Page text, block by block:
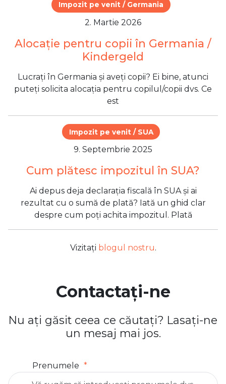
Impozit pe venit / Germania
2. Martie 2026
Alocație pentru copii în Germania /
Kindergeld
Lucrați în Germania și aveți copii? Ei bine, atunci
puteți solicita alocația pentru copilul/copii dvs. Ce
est
Impozit pe venit / SUA
9. Septembrie 2025
Cum plătesc impozitul în SUA?
Ai depus deja declarația fiscală în SUA și ai
rezultat cu o sumă de plată? Iată un ghid clar
despre cum poți achita impozitul. Plată
Vizitați blogul nostru.
Contactați-ne
Nu ați găsit ceea ce căutați? Lasați-ne
un mesaj mai jos.
Prenumele